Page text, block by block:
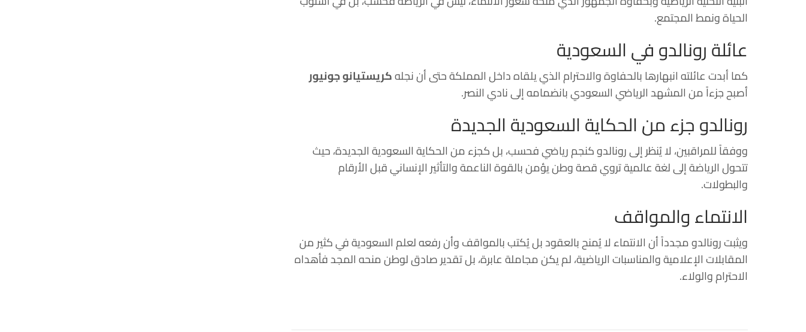
الحياة ونمط المجتمع.
عائلة رونالدو في السعودية
كما أبدت عائلته انبهارها بالحفاوة والاحترام الذي يلقاه داخل المملكة حتى أن نجلهكريستيانو جونيور
أصبح جزءاً من المشهد الرياضي السعودي بانضمامه إلى نادي النصر.
رونالدو جزء من الحكاية السعودية الجديدة
ووفقاً للمراقبين، لا يُنظر إلى رونالدو كنجم رياضي فحسب، بل كجزء من الحكاية السعودية الجديدة، حيث
تتحول الرياضة إلى لغة عالمية تروي قصة وطن يؤمن بالقوة الناعمة والتأثير الإنساني قبل الأرقام
والبطولات.
الانتماء والمواقف
ويثبت رونالدو مجدداً أن الانتماء لا يُمنح بالعقود بل يُكتب بالمواقف وأن رفعه لعلم السعودية في كثير من
المقابلات الإعلامية والمناسبات الرياضية، لم يكن مجاملة عابرة، بل تقدير صادق لوطن منحه المجد فأهداه
الاحترام والولاء.